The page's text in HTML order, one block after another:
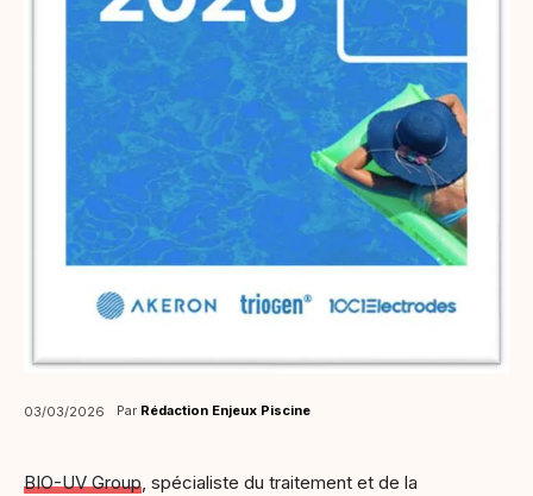
03/03/2026 Par Rédaction Enjeux Piscine
BIO-UV Group, spécialiste du traitement et de la